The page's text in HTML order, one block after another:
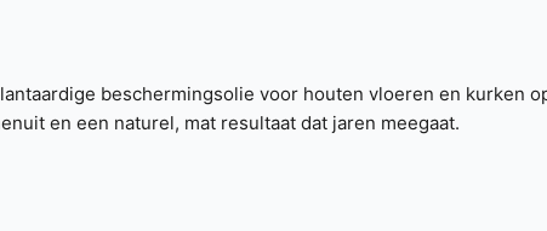
beschermingsolie voor houten vloeren en
en een naturel, mat resultaat dat jaren meegaat.